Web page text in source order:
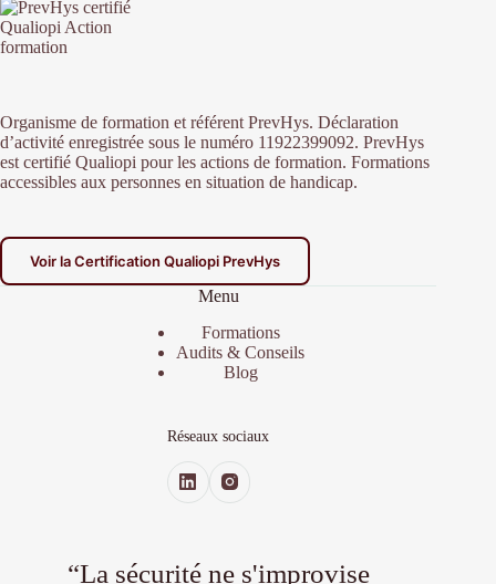
Organisme de formation et référent PrevHys. Déclaration
d’activité enregistrée sous le numéro 11922399092. PrevHys
est certifié Qualiopi pour les actions de formation. Formations
accessibles aux personnes en situation de handicap.
Voir la Certification Qualiopi PrevHys
Menu
Formations
Audits & Conseils
Blog
Réseaux sociaux
“La sécurité ne s'improvise